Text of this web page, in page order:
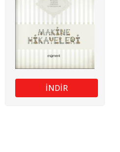
İNDİR